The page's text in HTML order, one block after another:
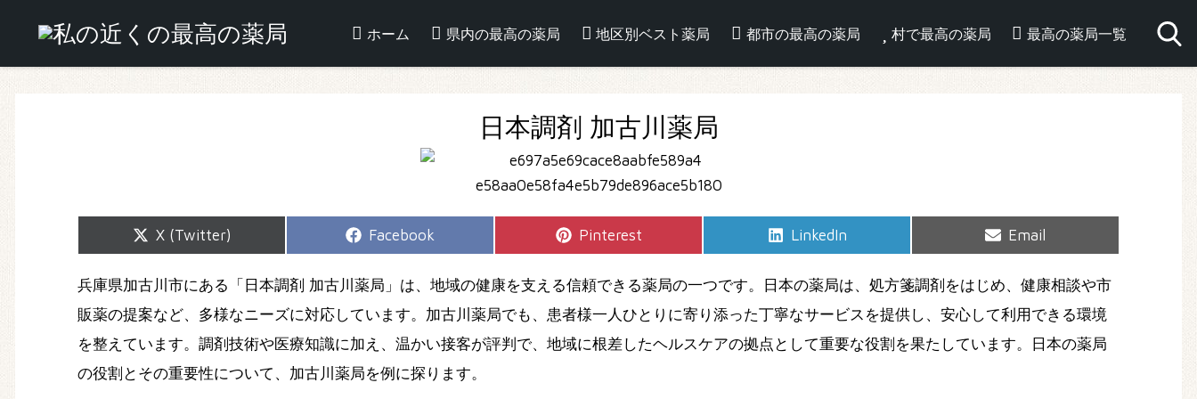
ホーム 県内の最高の薬局 地区別ベスト薬局 都市の最高の薬局 村で最高の薬局 最高の薬局一覧
日本調剤 加古川薬局
Share
X (Twitter)
Share
Facebook
Share
Pinterest
Share
LinkedIn
Share
Email
兵庫県加古川市にある「日本調剤 加古川薬局」は、地域の健康を支える信頼できる薬局の一つです。日本の薬局は、処方箋調剤をはじめ、健康相談や市
販薬の提案など、多様なニーズに対応しています。加古川薬局でも、患者様一人ひとりに寄り添った丁寧なサービスを提供し、安心して利用できる環境
を整えています。調剤技術や医療知識に加え、温かい接客が評判で、地域に根差したヘルスケアの拠点として重要な役割を果たしています。日本の薬局
の役割とその重要性について、加古川薬局を例に探ります。